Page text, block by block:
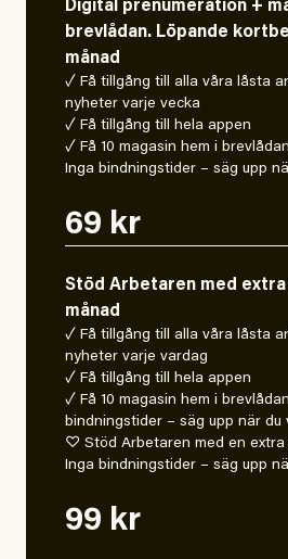
Digital prenumeration +
brevlådan. Löpande
månad
✓ Få tillgång till alla våra låsta
nyheter varje vecka
✓ Få tillgång till hela appen
✓ Få 10 magasin hem i
Inga bindningstider – säg upp
69 kr
Stöd Arbetaren med
månad
✓ Få tillgång till alla våra låsta
nyheter varje vardag
✓ Få tillgång till hela appen
✓ Få 10 magasin hem i
bindningstider – säg upp när du
♡ Stöd Arbetaren med en extra
Inga bindningstider – säg upp
99 kr